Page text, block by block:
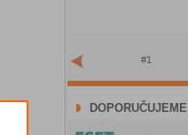
#1
DOPORUČUJEME